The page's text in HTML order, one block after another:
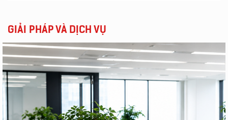
GIẢI PHÁP VÀ DỊCH VỤ